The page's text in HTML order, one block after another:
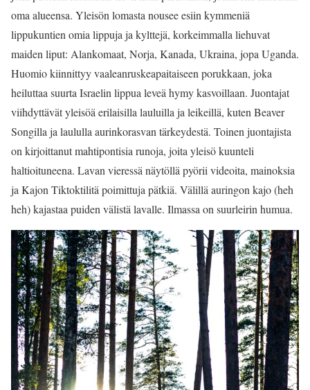
oma alueensa. Yleisön lomasta nousee esiin kymmeniä
lippukuntien omia lippuja ja kylttejä, korkeimmalla liehuvat
maiden liput: Alankomaat, Norja, Kanada, Ukraina, jopa Uganda.
Huomio kiinnittyy vaaleanruskeapaitaiseen porukkaan, joka
heiluttaa suurta Israelin lippua leveä hymy kasvoillaan. Juontajat
viihdyttävät yleisöä erilaisilla lauluilla ja leikeillä, kuten Beaver
Songilla ja laululla aurinkorasvan tärkeydestä. Toinen juontajista
on kirjoittanut mahtipontisia runoja, joita yleisö kuunteli
haltioituneena. Lavan vieressä näytöllä pyörii videoita, mainoksia
ja Kajon Tiktoktilitä poimittuja pätkiä. Välillä auringon kajo (heh
heh) kajastaa puiden välistä lavalle. Ilmassa on suurleirin humua.